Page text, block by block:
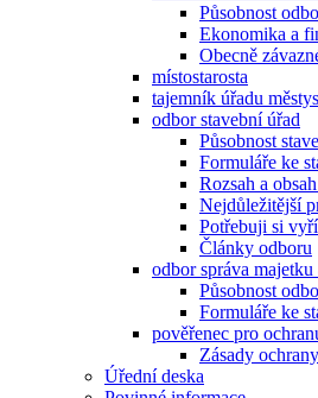
Působnost
Ekonomika a
Obecně
místostarosta
tajemník úřadu
odbor stavební úřad
Působnost
Formuláře ke
Rozsah a
Nejdůležitější
Potřebuji si
Články odboru
odbor správa
Působnost
Formuláře ke
pověřenec pro
Zásady
Úřední deska